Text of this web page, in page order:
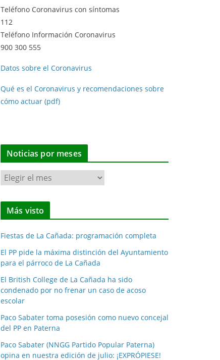
Teléfono Coronavirus con síntomas
112
Teléfono Información Coronavirus
900 300 555
Datos sobre el Coronavirus
Qué es el Coronavirus y recomendaciones sobre
cómo actuar (pdf)
Noticias por meses
N
o
t
i
a
s
p
o
r
m
e
s
e
Más visto
Fiestas de La Cañada: programación completa
El PP pide la máxima distinción del Ayuntamiento
para el párroco de La Cañada
El British College de La Cañada ha sido
condenado por no frenar un caso de acoso
escolar
Paco Sabater toma posesión como nuevo concejal
del PP en Paterna
Paco Sabater (NNGG Partido Popular Paterna)
opina en nuestra edición de julio: ¡EXPRÓPIESE!